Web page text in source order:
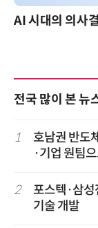
전국 많이 본 뉴
1
호남권 반도
·기업 원팀
2
포스텍·삼성
기술 개발